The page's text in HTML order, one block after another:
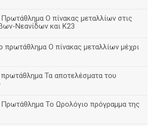
Ο πίνακας μεταλλίων στις
Νεανίδων και Κ23
πρωτάθλημα Ο πίνακας μεταλλίων μέχρι
Τα αποτελέσματα του
Το Ωρολόγιο πρόγραμμα της